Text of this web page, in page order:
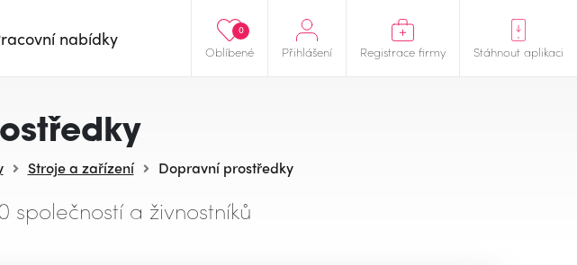
Oblíbené
0
Přihlášení Registrace firmy Stáhnout aplikaci
nabídky
Stroje a zařízení Dopravní prostředky
a živnostníků